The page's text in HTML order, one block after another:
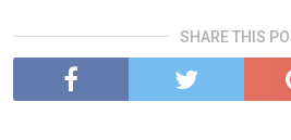
SHARE THIS